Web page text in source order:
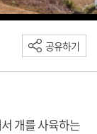
공유하기
개를 사육하는